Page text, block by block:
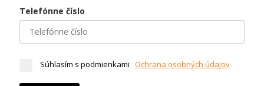
Telefónne číslo
Súhlasím s podmienkami Ochrana osobných údajov